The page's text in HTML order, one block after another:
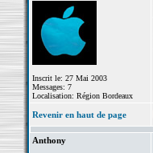
Inscrit le: 27 Mai 2003
Messages: 7
Localisation: Région Bordeaux
Revenir en haut de page
Anthony